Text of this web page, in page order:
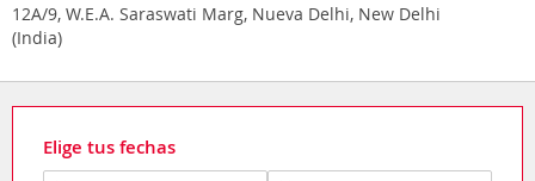
12A/9, W.E.A. Saraswati Marg, Nueva Delhi, New Delhi
(India)
Elige tus fechas